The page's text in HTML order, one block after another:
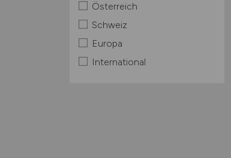
Österreich
Schweiz
Europa
International